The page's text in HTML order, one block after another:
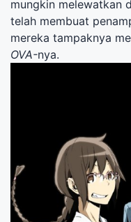
mungkin melewatkan
telah membuat
mereka tampaknya
OVA-nya.